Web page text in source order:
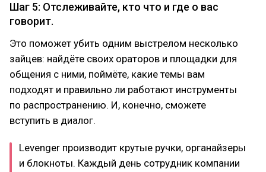
Шаг 5: Отслеживайте, кто что и где о вас
говорит.
Это поможет убить одним выстрелом несколько
зайцев: найдёте своих ораторов и площадки для
общения с ними, поймёте, какие темы вам
подходят и правильно ли работают инструменты
по распространению. И, конечно, сможете
вступить в диалог.
Levenger производит крутые ручки, органайзеры
и блокноты. Каждый день сотрудник компании